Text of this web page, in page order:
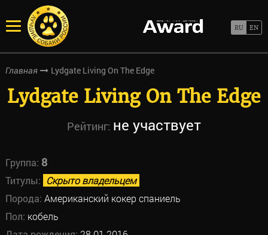
Главная Lydgate Living On The Edge
Lydgate Living On The Edge
Рейтинг: не участвует
Группа: 8
Титулы: Скрыто владельцем
Порода: Американский кокер спаниель
Пол: кобель